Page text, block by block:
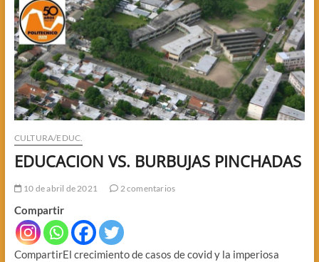
CULTURA/EDUC.
EDUCACION VS. BURBUJAS PINCHADAS
10 de abril de 2021 2 comentarios
Compartir
CompartirEl crecimiento de casos de covid y la imperiosa